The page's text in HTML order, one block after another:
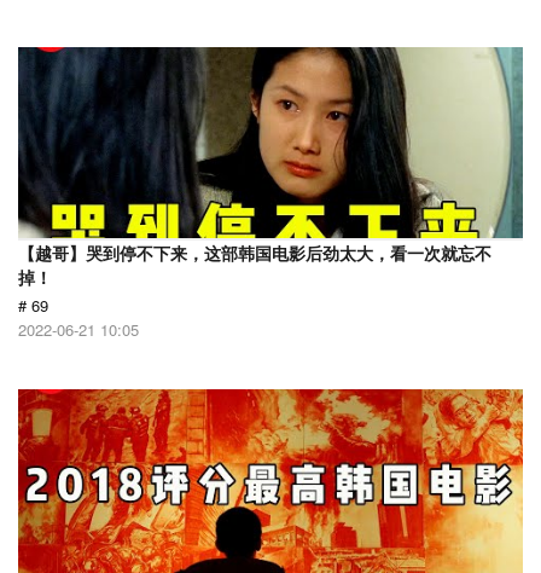
【越哥】哭到停不下来，这部韩国电影后劲太大，看一次就忘不
掉！
# 69
2022-06-21 10:05